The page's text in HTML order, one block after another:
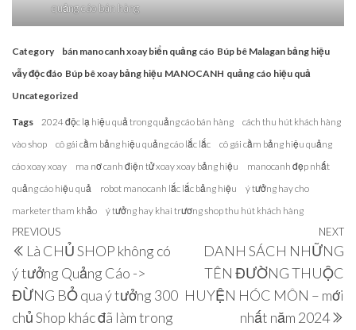
quảng cáo bán hàng
Category bán manocanh xoay biển quảng cáo Búp bê Malagan bảng hiệu
vẫy độc đáo Búp bê xoay bảng hiệu MANOCANH quảng cáo hiệu quả
Uncategorized
Tags 2024 độc lạ hiệu quả trong quảng cáo bán hàng
cách thu hút khách hàng
vào shop
cô gái cầm bảng hiệu quảng cáo lắc lắc
cô gái cầm bảng hiệu quảng
cáo xoay xoay
ma nơ canh điện tử xoay xoay bảng hiệu
manocanh đẹp nhất
quảng cáo hiệu quả
robot manocanh lắc lắc bảng hiệu
ý tưởng hay cho
marketer tham khảo
ý tưởng hay khai trương shop thu hút khách hàng
Điều
hướng
bài
viết
Previous
Post
PREVIOUS
Là CHỦ SHOP không có
ý tưởng Quảng Cáo ->
ĐỪNG BỎ qua ý tưởng 300
chủ Shop khác đã làm trong
NEXT
DANH SÁCH NHỮNG
TÊN ĐƯỜNG THUỘC
HUYỆN HÓC MÔN – mới
nhất năm 2024